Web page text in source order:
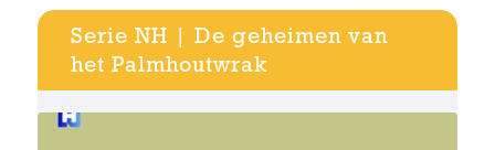
Serie NH | De geheimen van
het Palmhoutwrak